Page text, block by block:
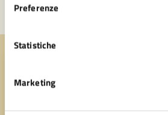
Preferenze
Statistiche
Marketing
pagina?